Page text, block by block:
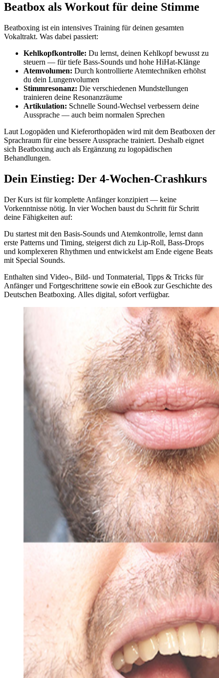
Beatbox als Workout für deine Stimme
Beatboxing ist ein intensives Training für deinen gesamten
Vokaltrakt. Was dabei passiert:
Kehlkopfkontrolle: Du lernst, deinen Kehlkopf bewusst zu
steuern — für tiefe Bass-Sounds und hohe HiHat-Klänge
Atemvolumen: Durch kontrollierte Atemtechniken erhöhst
du dein Lungenvolumen
Stimmresonanz: Die verschiedenen Mundstellungen
trainieren deine Resonanzräume
Artikulation: Schnelle Sound-Wechsel verbessern deine
Aussprache — auch beim normalen Sprechen
Laut Logopäden und Kieferorthopäden wird mit dem Beatboxen der
Sprachraum für eine bessere Aussprache trainiert. Deshalb eignet
sich Beatboxing auch als Ergänzung zu logopädischen
Behandlungen.
Dein Einstieg: Der 4-Wochen-Crashkurs
Der Kurs ist für komplette Anfänger konzipiert — keine
Vorkenntnisse nötig. In vier Wochen baust du Schritt für Schritt
deine Fähigkeiten auf:
Du startest mit den Basis-Sounds und Atemkontrolle, lernst dann
erste Patterns und Timing, steigerst dich zu Lip-Roll, Bass-Drops
und komplexeren Rhythmen und entwickelst am Ende eigene Beats
mit Special Sounds.
Enthalten sind Video-, Bild- und Tonmaterial, Tipps & Tricks für
Anfänger und Fortgeschrittene sowie ein eBook zur Geschichte des
Deutschen Beatboxing. Alles digital, sofort verfügbar.